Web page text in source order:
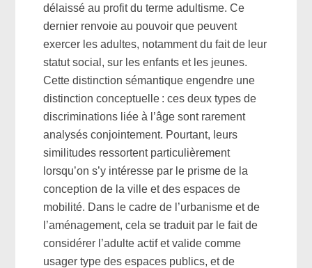
délaissé au profit du terme adultisme. Ce
dernier renvoie au pouvoir que peuvent
exercer les adultes, notamment du fait de leur
statut social, sur les enfants et les jeunes.
Cette distinction sémantique engendre une
distinction conceptuelle : ces deux types de
discriminations liée à l’âge sont rarement
analysés conjointement. Pourtant, leurs
similitudes ressortent particulièrement
lorsqu’on s’y intéresse par le prisme de la
conception de la ville et des espaces de
mobilité. Dans le cadre de l’urbanisme et de
l’aménagement, cela se traduit par le fait de
considérer l’adulte actif et valide comme
usager type des espaces publics, et de